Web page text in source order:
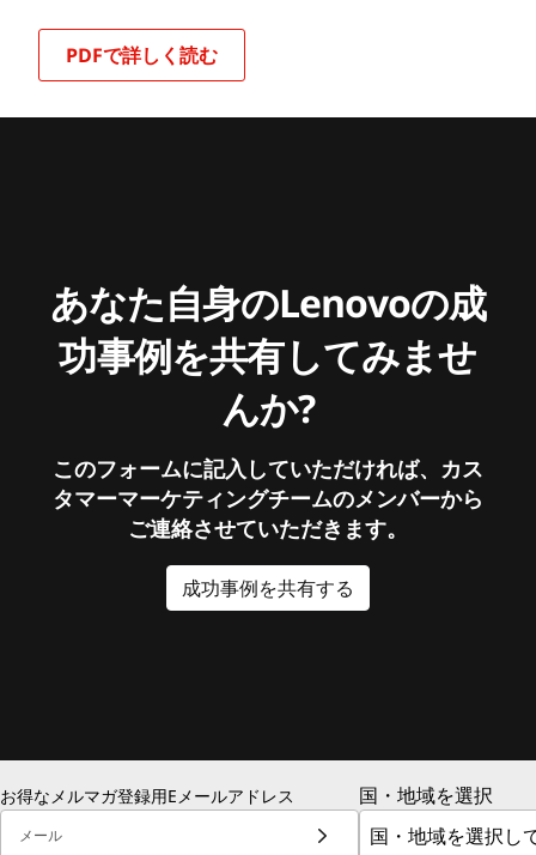
PDFで詳しく読む
あなた自身のLenovoの成
功事例を共有してみませ
んか?
このフォームに記入していただければ、カス
タマーマーケティングチームのメンバーから
ご連絡させていただきます。
成功事例を共有する
お得なメルマガ登録用Eメールアドレス
メール
国・地域を選択